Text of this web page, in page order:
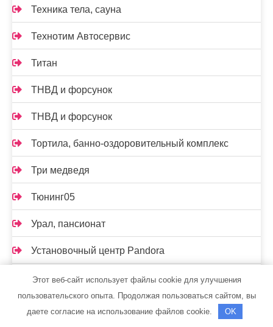
Техника тела, сауна
Технотим Автосервис
Титан
ТНВД и форсунок
ТНВД и форсунок
Тортила, банно-оздоровительный комплекс
Три медведя
Тюнинг05
Урал, пансионат
Установочный центр Pandora
Установочный центр Pandora
Этот веб-сайт использует файлы cookie для улучшения
пользовательского опыта. Продолжая пользоваться сайтом, вы
даете согласие на использование файлов cookie.
OK